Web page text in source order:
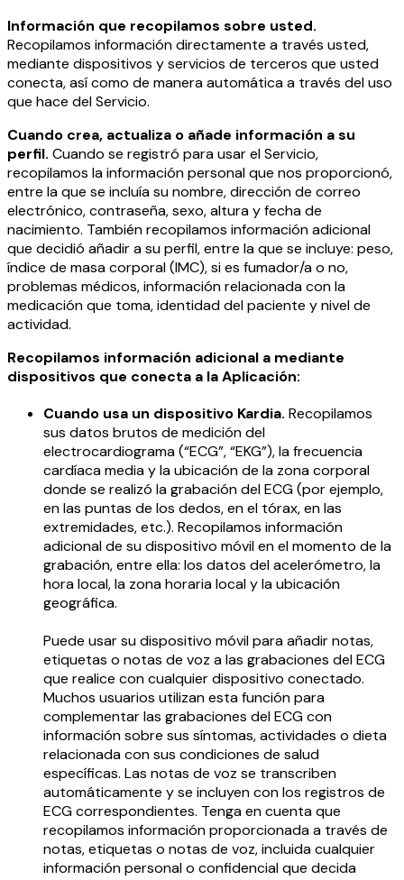
Información que recopilamos sobre usted.
Recopilamos información directamente a través usted,
mediante dispositivos y servicios de terceros que usted
conecta, así como de manera automática a través del uso
que hace del Servicio.
Cuando crea, actualiza o añade información a su
perfil. Cuando se registró para usar el Servicio,
recopilamos la información personal que nos proporcionó,
entre la que se incluía su nombre, dirección de correo
electrónico, contraseña, sexo, altura y fecha de
nacimiento. También recopilamos información adicional
que decidió añadir a su perfil, entre la que se incluye: peso,
índice de masa corporal (IMC), si es fumador/a o no,
problemas médicos, información relacionada con la
medicación que toma, identidad del paciente y nivel de
actividad.
Recopilamos información adicional a mediante
dispositivos que conecta a la Aplicación:
Cuando usa un dispositivo Kardia. Recopilamos
sus datos brutos de medición del
electrocardiograma (“ECG”, “EKG”), la frecuencia
cardíaca media y la ubicación de la zona corporal
donde se realizó la grabación del ECG (por ejemplo,
en las puntas de los dedos, en el tórax, en las
extremidades, etc.). Recopilamos información
adicional de su dispositivo móvil en el momento de la
grabación, entre ella: los datos del acelerómetro, la
hora local, la zona horaria local y la ubicación
geográfica.
Puede usar su dispositivo móvil para añadir notas,
etiquetas o notas de voz a las grabaciones del ECG
que realice con cualquier dispositivo conectado.
Muchos usuarios utilizan esta función para
complementar las grabaciones del ECG con
información sobre sus síntomas, actividades o dieta
relacionada con sus condiciones de salud
específicas. Las notas de voz se transcriben
automáticamente y se incluyen con los registros de
ECG correspondientes. Tenga en cuenta que
recopilamos información proporcionada a través de
notas, etiquetas o notas de voz, incluida cualquier
información personal o confidencial que decida